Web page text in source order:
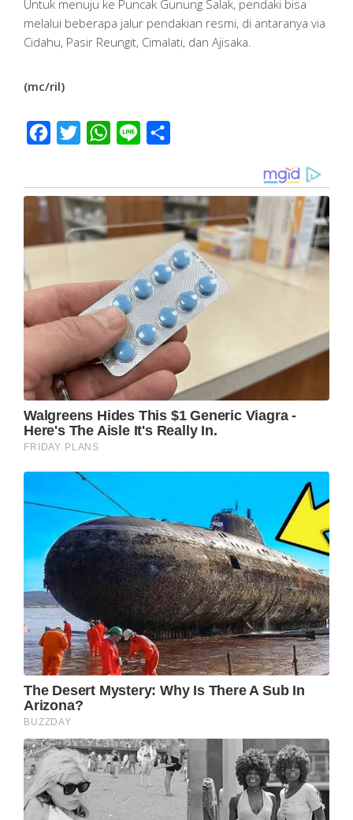
Untuk menuju ke Puncak Gunung Salak, pendaki bisa
melalui beberapa jalur pendakian resmi, di antaranya via
Cidahu, Pasir Reungit, Cimalati, dan Ajisaka.
(mc/ril)
Facebook
Twitter WhatsApp
Line